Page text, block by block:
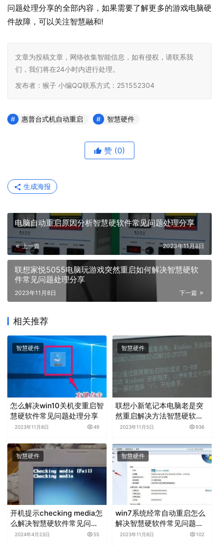
问题处理分享的全部内容，如果需要了解更多的游戏电脑硬
件故障，可以关注智慧融和
文章为投稿文章，网络收集智能信息，如有侵权，请联系我
们，我们将在24小时内进行处理。
发布者：猴子 小编QQ联系方式：251552304
惠普台式机自动重启 智慧硬件
赞 (0)
生成海报
电脑自动重启原因分析智慧硬软件常见问题处理分享
上一篇 2023年11月8日
联想家悦5055电脑玩游戏突然重启如何解决智慧硬软
件常见问题处理分享
下一篇
2023年11月8日
相关推荐
智慧硬件
怎么解决win10关机变重启智
慧硬软件常见问题处理分享
2023年11月8日 49
智慧硬件
联想小新笔记本电脑老是突
然重启解决方法智慧硬软件
常见问题处理分享
2023年11月5日 936
智慧硬件
开机提示checking media怎
么解决智慧硬软件常见问题
处理分享
2024年4月23日 55
智慧硬件
win7系统经常自动重启怎么
解决智慧硬软件常见问题处
理分享
2023年11月8日 102